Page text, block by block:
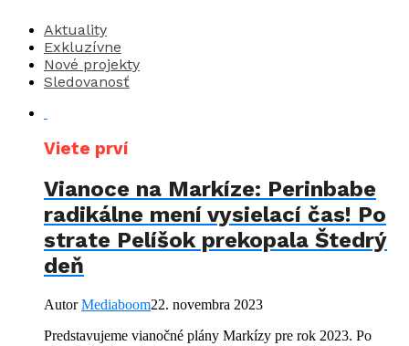
Aktuality
Exkluzívne
Nové projekty
Sledovanosť
Viete prví
Vianoce na Markíze: Perinbabe
radikálne mení vysielací čas! Po
strate Pelíšok prekopala Štedrý
deň
AutorMediaboom22. novembra 2023
Predstavujeme vianočné plány Markízy pre rok 2023. Po